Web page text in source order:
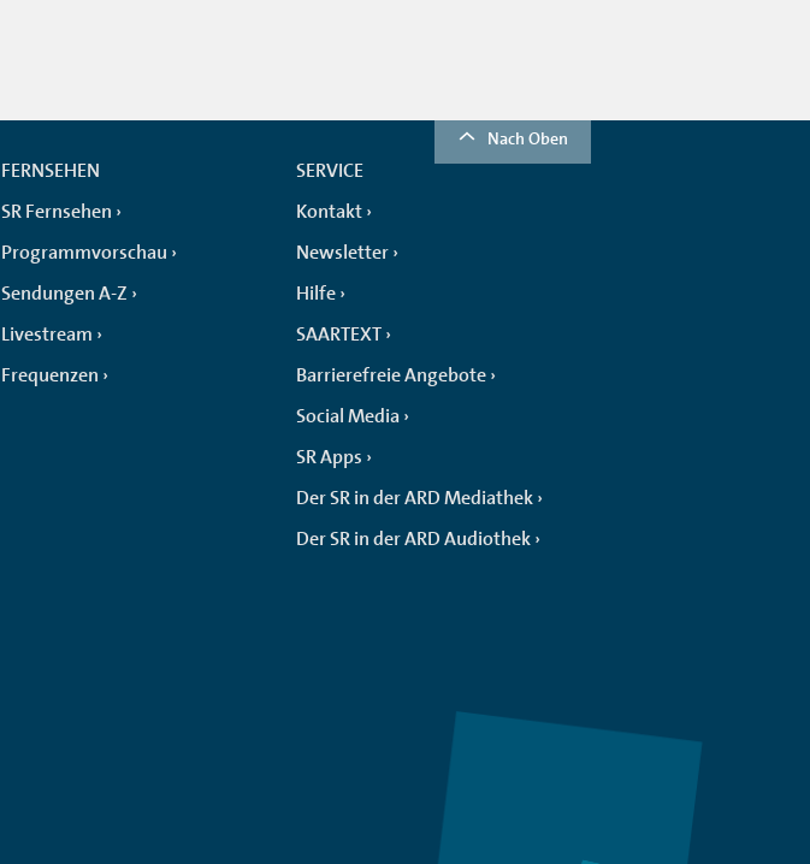
Nach Oben
FERNSEHEN
SR Fernsehen
Programmvorschau
Sendungen A-Z
Livestream
Frequenzen
SERVICE
Kontakt
Newsletter
Hilfe
SAARTEXT
Barrierefreie Angebote
Social Media
SR Apps
Der SR in der ARD Mediathek
Der SR in der ARD Audiothek